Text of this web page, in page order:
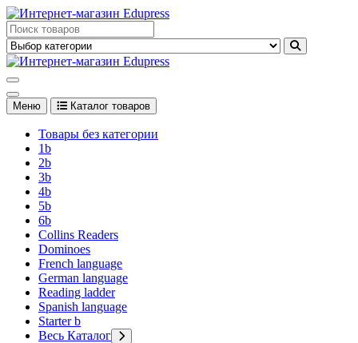
Перейти
к
содержимому
Edupress Uzbekistan, Edupress Узбекистан, книги, учебники на
английском языке
английском языке
Меню Каталог товаров
Товары без категории
1b
2b
3b
4b
5b
6b
Collins Readers
Dominoes
French language
German language
Reading ladder
Spanish language
Starter b
Весь Каталог